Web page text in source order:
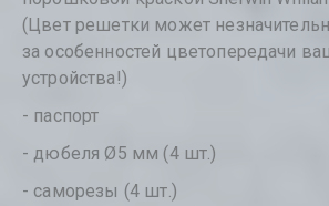
(Цвет решетки может
за особенностей цветопередачи
устройства!)
- паспорт
- дюбеля Ø5 мм (4 шт.)
- саморезы (4 шт.)